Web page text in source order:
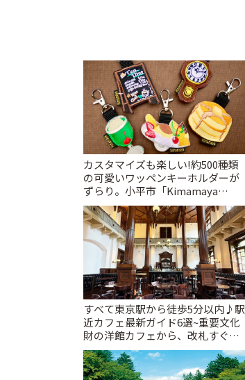
カスタマイズも楽しい!約500種類
の可愛いワッペンキーホルダーが
ずらり。小平市「Kimamaya
T&K」 | ことりっぷ
すべて東京駅から徒歩5分以内♪駅
近カフェ最新ガイド6選~重要文化
財の洋館カフェから、改札すぐの
レトロ喫茶まで~ | ことりっぷ